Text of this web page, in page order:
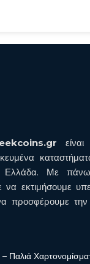
Ελλάδα. Με
να εκτιμήσουμε
προσφέρουμε την
Παλιά